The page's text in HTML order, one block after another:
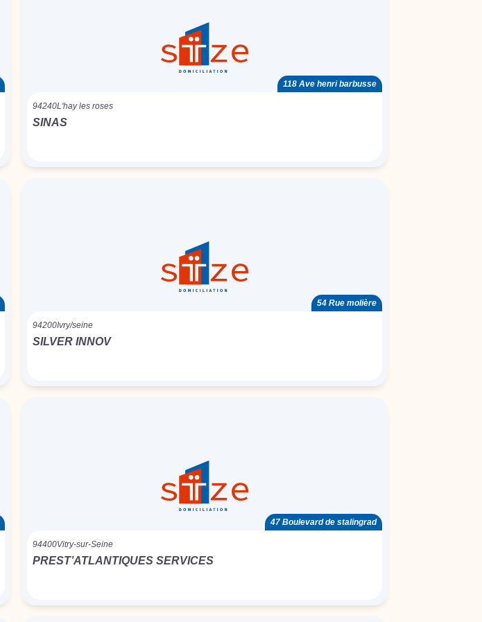
118 Ave henri barbusse
94240L'hay les roses
SINAS
54 Rue molière
94200Ivry/seine
SILVER INNOV
47 Boulevard de stalingrad
94400Vitry-sur-Seine
PREST’ATLANTIQUES SERVICES